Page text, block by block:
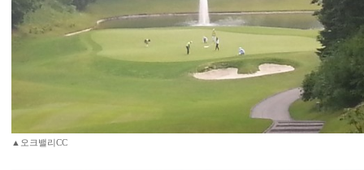
▲오크밸리CC